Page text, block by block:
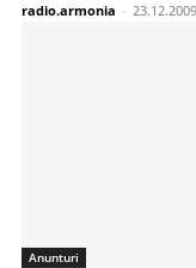
radio.armonia - 23.12.2009
Anunturi